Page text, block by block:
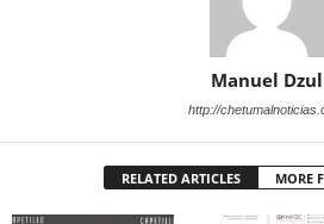
Manuel Dzul
http://
RELATED ARTICLES MORE